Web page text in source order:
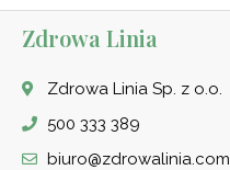
Zdrowa Linia
Zdrowa Linia Sp. z o.o.
500 333 389
biuro@zdrowalinia.com